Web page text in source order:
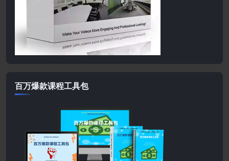
百万爆款课程工具包